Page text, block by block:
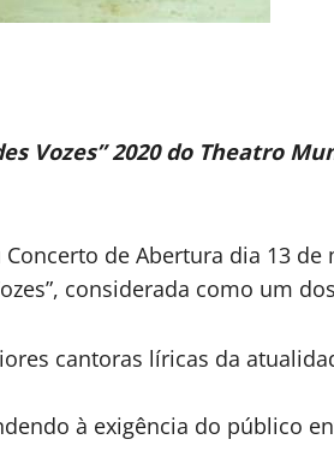
Vozes” 2020 do Theatro
de Abertura dia 13
considerada como um
cantoras líricas da
à exigência do público